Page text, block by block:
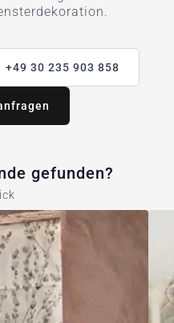
+49 30 235 903 858
gefunden?